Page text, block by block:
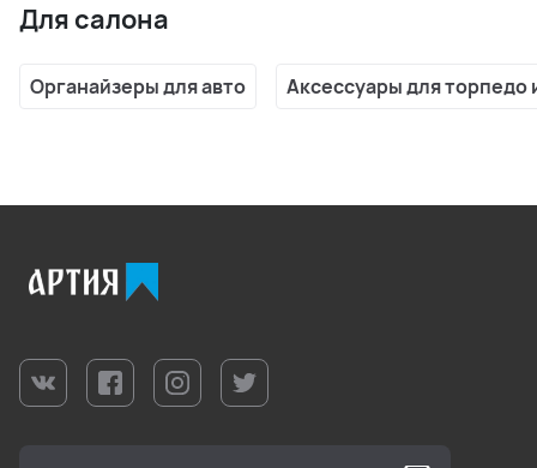
Для салона
Органайзеры для авто Аксессуары для торпедо